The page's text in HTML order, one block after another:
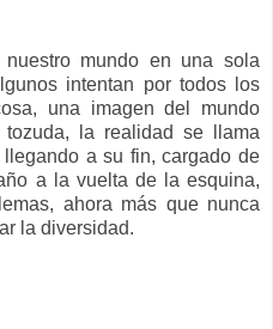
nuestro mundo en una sola
intentan por todos los
una imagen del mundo
la realidad se llama
a su fin, cargado de
a la vuelta de la esquina,
ahora más que nunca
la diversidad.